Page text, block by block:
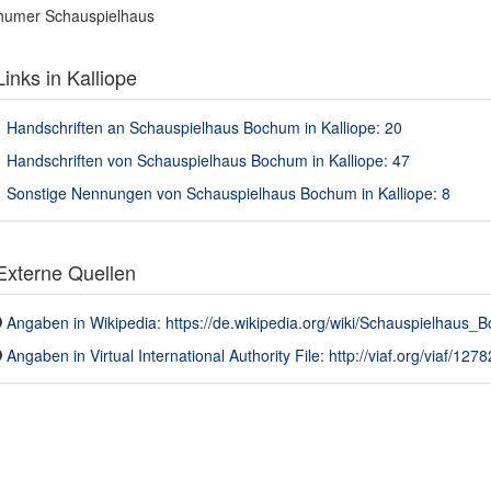
Schauspielhaus
in Kalliope
Handschriften an Schauspielhaus Bochum in Kalliope: 20
Handschriften von Schauspielhaus Bochum in Kalliope: 47
Sonstige Nennungen von Schauspielhaus Bochum in Kalliope: 8
Quellen
Angaben in Wikipedia: https://de.wikipedia.org/wiki/
Angaben in Virtual International Authority File: http://viaf.org/viaf/